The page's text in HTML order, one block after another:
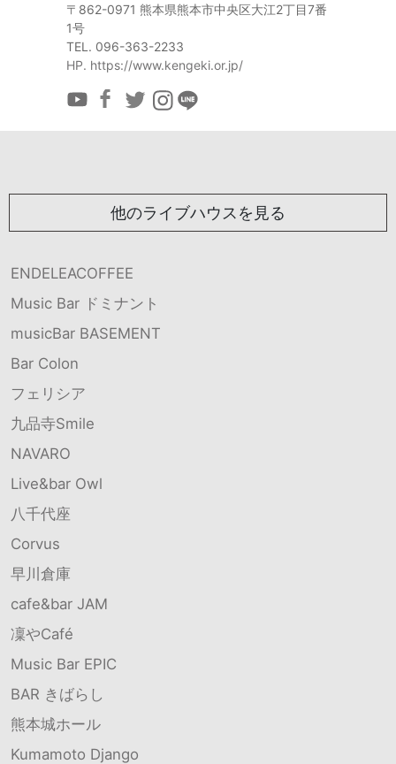
〒862-0971 熊本県熊本市中央区大江2丁目7番
1号
TEL. 096-363-2233
HP. https://www.kengeki.or.jp/
他のライブハウスを見る
ENDELEACOFFEE
Music Bar ドミナント
musicBar BASEMENT
Bar Colon
フェリシア
九品寺Smile
NAVARO
Live&bar Owl
八千代座
Corvus
早川倉庫
cafe&bar JAM
凜やCafé
Music Bar EPIC
BAR きばらし
熊本城ホール
Kumamoto Django